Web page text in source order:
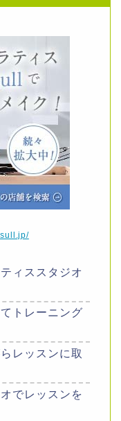
ィススタジオ
トレーニング
レッスンに取
でレッスンを